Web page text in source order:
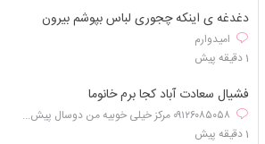
دغدغه ی اینکه چجوری لباس بپوشم بیرون
امیدوارم
1 دقیقه پیش
فشیال سعادت آباد کجا برم خانوما
۰۹۱۲۶۰۸۵۰۵۸ مرکز خیلی خوبیه من دوسال پیش...
1 دقیقه پیش